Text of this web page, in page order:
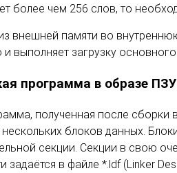
более чем 256 слов, то
внешней памяти во
выполняет загрузку
программа в образе ПЗУ
полученная после
блоков данных.
секции. Секции в свою
задаётся в файле *.ldf (Linker